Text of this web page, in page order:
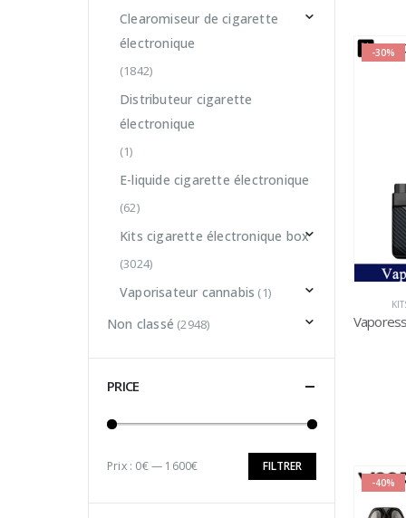
-30%
-40%
Clearomiseur de cigarette
électronique
(1842)
Distributeur cigarette
électronique
(1)
E-liquide cigarette électronique
(62)
Kits cigarette électronique box
(3024)
Vaporisateur cannabis (1)
Non classé (2948)
PRICE
FILTRER
Prix : 0€— 1600€